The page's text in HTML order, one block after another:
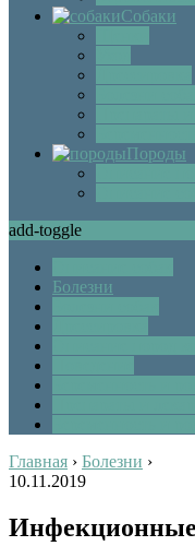
Собаки
Породы
add-toggle
Болезни
Главная › Болезни ›
10.11.2019
Инфекционные